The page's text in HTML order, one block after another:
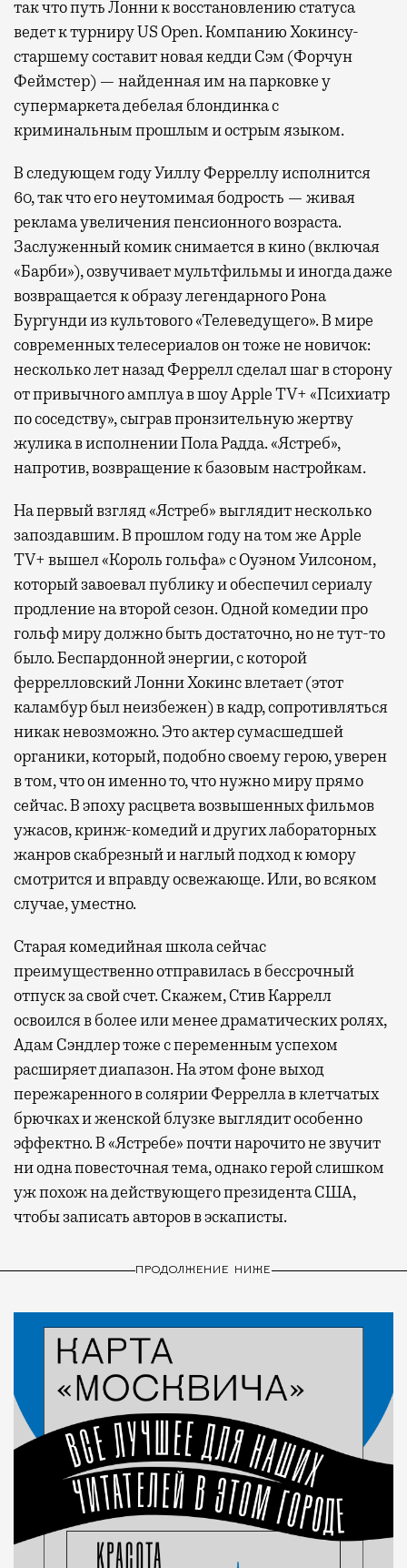
так что путь Лонни к восстановлению статуса
ведет к турниру US Open. Компанию Хокинсу-
старшему составит новая кедди Сэм (Форчун
Феймстер) — найденная им на парковке у
супермаркета дебелая блондинка с
криминальным прошлым и острым языком.
В следующем году Уиллу Ферреллу исполнится
60, так что его неутомимая бодрость — живая
реклама увеличения пенсионного возраста.
Заслуженный комик снимается в кино (включая
«Барби»), озвучивает мультфильмы и иногда даже
возвращается к образу легендарного Рона
Бургунди из культового «Телеведущего». В мире
современных телесериалов он тоже не новичок:
несколько лет назад Феррелл сделал шаг в сторону
от привычного амплуа в шоу Apple TV+ «Психиатр
по соседству», сыграв пронзительную жертву
жулика в исполнении Пола Радда. «Ястреб»,
напротив, возвращение к базовым настройкам.
На первый взгляд «Ястреб» выглядит несколько
запоздавшим. В прошлом году на том же Apple
TV+ вышел «Король гольфа» с Оуэном Уилсоном,
который завоевал публику и обеспечил сериалу
продление на второй сезон. Одной комедии про
гольф миру должно быть достаточно, но не тут-то
было. Беспардонной энергии, с которой
феррелловский Лонни Хокинс влетает (этот
каламбур был неизбежен) в кадр, сопротивляться
никак невозможно. Это актер сумасшедшей
органики, который, подобно своему герою, уверен
в том, что он именно то, что нужно миру прямо
сейчас. В эпоху расцвета возвышенных фильмов
ужасов, кринж-комедий и других лабораторных
жанров скабрезный и наглый подход к юмору
смотрится и вправду освежающе. Или, во всяком
случае, уместно.
Старая комедийная школа сейчас
преимущественно отправилась в бессрочный
отпуск за свой счет. Скажем, Стив Каррелл
освоился в более или менее драматических ролях,
Адам Сэндлер тоже с переменным успехом
расширяет диапазон. На этом фоне выход
пережаренного в солярии Феррелла в клетчатых
брючках и женской блузке выглядит особенно
эффектно. В «Ястребе» почти нарочито не звучит
ни одна повесточная тема, однако герой слишком
уж похож на действующего президента США,
чтобы записать авторов в эскаписты.
ПРОДОЛЖЕНИЕ НИЖЕ